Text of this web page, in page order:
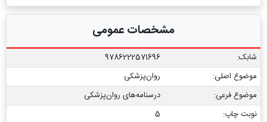
مشخصات عمومی
شابک:
9786222571696
موضوع اصلی:
روان‌پزشکی
موضوع فرعی:
درسنامه‌‏های روان‏‌پزشکی
نوبت چاپ:
5